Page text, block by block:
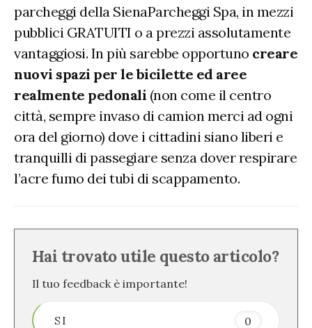
parcheggi della SienaParcheggi Spa, in mezzi
pubblici GRATUITI o a prezzi assolutamente
vantaggiosi. In più sarebbe opportuno creare
nuovi spazi per le bicilette ed aree
realmente pedonali (non come il centro
città, sempre invaso di camion merci ad ogni
ora del giorno) dove i cittadini siano liberi e
tranquilli di passegiare senza dover respirare
l’acre fumo dei tubi di scappamento.
Hai trovato utile questo articolo?
Il tuo feedback è importante!
SI 0